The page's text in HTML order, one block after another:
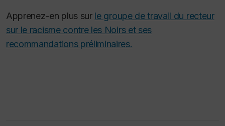
Apprenez-en plus sur le groupe de travail du recteur
sur le racisme contre les Noirs et ses
recommandations préliminaires.